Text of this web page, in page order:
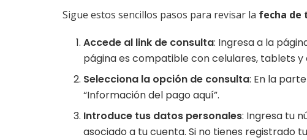
Sigue estos sencillos pasos para revisar la fecha de
Accede al link de consulta: Ingresa a la
página es compatible con celulares, tablets
Selecciona la opción de consulta: En la
“Información del pago aquí”.
Introduce tus datos personales: Ingresa tu
asociado a tu cuenta. Si no tienes registrado